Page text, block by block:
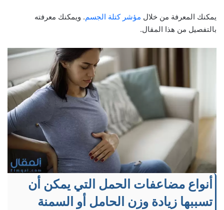
يمكنك المعرفة من خلال مؤشر كتلة الجسم. ويمكنك معرفته
بالتفصيل من هذا المقال.
أنواع مضاعفات الحمل التي يمكن أن
تسببها زيادة وزن الحامل أو السمنة